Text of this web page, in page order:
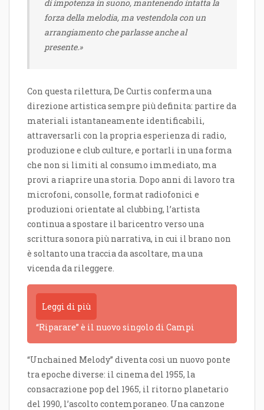
di impotenza in suono, mantenendo intatta la
forza della melodia, ma vestendola con un
arrangiamento che parlasse anche al
presente.»
Con questa rilettura, De Curtis conferma una
direzione artistica sempre più definita: partire da
materiali istantaneamente identificabili,
attraversarli con la propria esperienza di radio,
produzione e club culture, e portarli in una forma
che non si limiti al consumo immediato, ma
provi a riaprire una storia. Dopo anni di lavoro tra
microfoni, consolle, format radiofonici e
produzioni orientate al clubbing, l’artista
continua a spostare il baricentro verso una
scrittura sonora più narrativa, in cui il brano non
è soltanto una traccia da ascoltare, ma una
vicenda da rileggere.
Leggi di più
“Riparare” è il nuovo singolo di Campi
“Unchained Melody” diventa così un nuovo ponte
tra epoche diverse: il cinema del 1955, la
consacrazione pop del 1965, il ritorno planetario
del 1990, l’ascolto contemporaneo. Una canzone